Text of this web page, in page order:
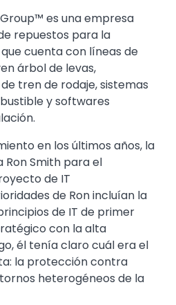
es una empresa
repuestos para la
cuenta con líneas de
árbol de levas,
tren de rodaje, sistemas
y softwares
en los últimos años, la
Smith para el
de IT
de Ron incluían la
de IT de primer
con la alta
él tenía claro cuál era el
la protección contra
heterogéneos de la